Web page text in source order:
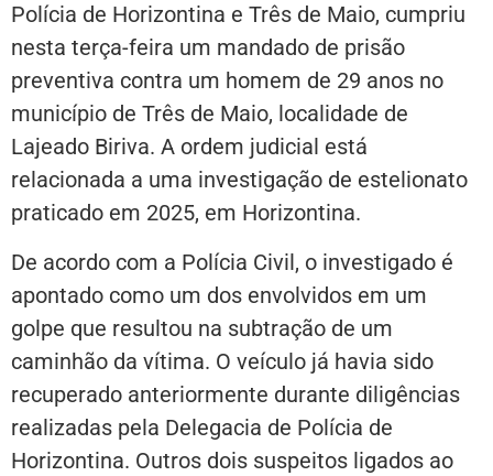
Polícia de Horizontina e Três de Maio, cumpriu
nesta terça-feira um mandado de prisão
preventiva contra um homem de 29 anos no
município de Três de Maio, localidade de
Lajeado Biriva. A ordem judicial está
relacionada a uma investigação de estelionato
praticado em 2025, em Horizontina.
De acordo com a Polícia Civil, o investigado é
apontado como um dos envolvidos em um
golpe que resultou na subtração de um
caminhão da vítima. O veículo já havia sido
recuperado anteriormente durante diligências
realizadas pela Delegacia de Polícia de
Horizontina. Outros dois suspeitos ligados ao